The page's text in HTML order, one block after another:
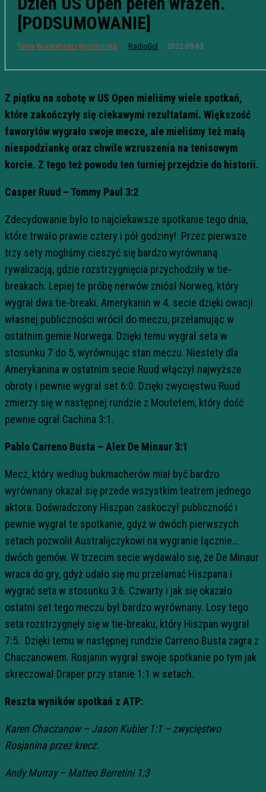
[PODSUMOWANIE]
Tenis Wiadomości Wyróżnione RadioGol 2022-09-03
Z piątku na sobotę w US Open mieliśmy wiele spotkań,
które zakończyły się ciekawymi rezultatami. Większość
faworytów wygrało swoje mecze, ale mieliśmy też małą
niespodziankę oraz chwile wzruszenia na tenisowym
korcie. Z tego też powodu ten turniej przejdzie do historii.
Casper Ruud – Tommy Paul 3:2
Zdecydowanie było to najciekawsze spotkanie tego dnia,
które trwało prawie cztery i pół godziny! Przez pierwsze
trzy sety mogliśmy cieszyć się bardzo wyrównaną
rywalizacją, gdzie rozstrzygnięcia przychodziły w tie-
breakach. Lepiej te próbę nerwów zniósł Norweg, który
wygrał dwa tie-breaki. Amerykanin w 4. secie dzięki owacji
własnej publiczności wrócił do meczu, przełamując w
ostatnim gemie Norwega. Dzięki temu wygrał seta w
stosunku 7 do 5, wyrównując stan meczu. Niestety dla
Amerykanina w ostatnim secie Ruud włączył najwyższe
obroty i pewnie wygrał set 6:0. Dzięki zwycięstwu Ruud
zmierzy się w następnej rundzie z Moutetem, który dość
pewnie ograł Cachina 3:1.
Pablo Carreno Busta – Alex De Minaur 3:1
Mecz, który według bukmacherów miał być bardzo
wyrównany okazał się przede wszystkim teatrem jednego
aktora. Doświadczony Hiszpan zaskoczył publiczność i
pewnie wygrał te spotkanie, gdyż w dwóch pierwszych
setach pozwolił Australijczykowi na wygranie łącznie…
dwóch gemów. W trzecim secie wydawało się, że De Minaur
wraca do gry, gdyż udało się mu przełamać Hiszpana i
wygrać seta w stosunku 3:6. Czwarty i jak się okazało
ostatni set tego meczu był bardzo wyrównany. Losy tego
seta rozstrzygnęły się w tie-breaku, który Hiszpan wygrał
7:5. Dzięki temu w następnej rundzie Carreno Busta zagra z
Chaczanowem. Rosjanin wygrał swoje spotkanie po tym jak
skreczował Draper przy stanie 1:1 w setach.
Reszta wyników spotkań z ATP:
Karen Chaczanow – Jason Kubler 1:1 – zwycięstwo
Rosjanina przez krecz.
Andy Murray – Matteo Berretini 1:3